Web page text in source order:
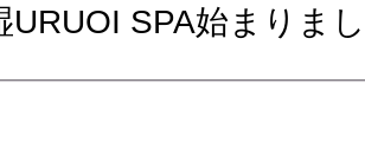
URUOI SPA始まりま